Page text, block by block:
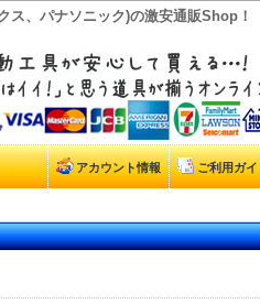
ス、パナソニック)の激安通販Shop！
ご利用ガイ
アカウント情報